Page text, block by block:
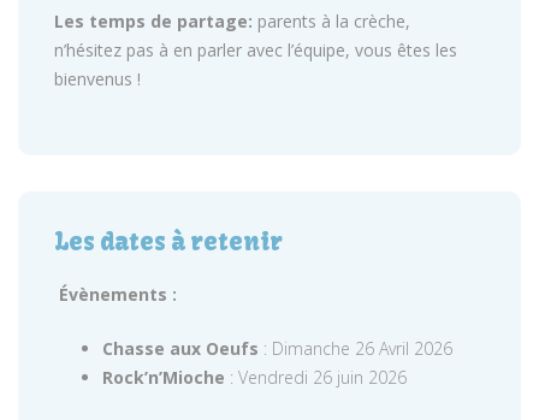
Les temps de partage: parents à la crèche,
n’hésitez pas à en parler avec l’équipe, vous êtes les
bienvenus !
Les dates à retenir
Évènements :
Chasse aux Oeufs : Dimanche 26 Avril 2026
Rock’n’Mioche : Vendredi 26 juin 2026